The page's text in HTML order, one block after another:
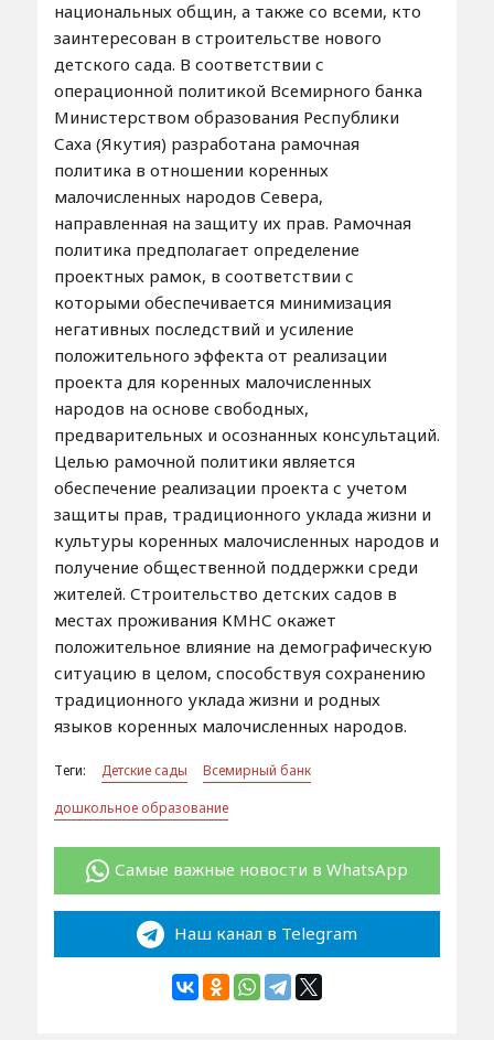
национальных общин, а также со всеми, кто
заинтересован в строительстве нового
детского сада. В соответствии с
операционной политикой Всемирного банка
Министерством образования Республики
Саха (Якутия) разработана рамочная
политика в отношении коренных
малочисленных народов Севера,
направленная на защиту их прав. Рамочная
политика предполагает определение
проектных рамок, в соответствии с
которыми обеспечивается минимизация
негативных последствий и усиление
положительного эффекта от реализации
проекта для коренных малочисленных
народов на основе свободных,
предварительных и осознанных консультаций.
Целью рамочной политики является
обеспечение реализации проекта с учетом
защиты прав, традиционного уклада жизни и
культуры коренных малочисленных народов и
получение общественной поддержки среди
жителей. Строительство детских садов в
местах проживания КМНС окажет
положительное влияние на демографическую
ситуацию в целом, способствуя сохранению
традиционного уклада жизни и родных
языков коренных малочисленных народов.
Теги: Детские сады
Всемирный банк
дошкольное образование
Самые важные новости в WhatsApp
Наш канал в Telegram